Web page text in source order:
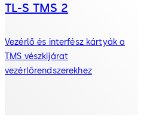
TL-S TMS 2
Vezérlő és interfész kártyák a
TMS vészkijárat
vezérlőrendszerekhez